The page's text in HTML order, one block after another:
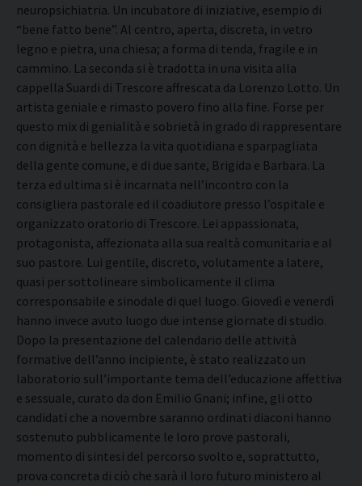
neuropsichiatria. Un incubatore di iniziative, esempio di
“bene fatto bene”. Al centro, aperta, discreta, in vetro
legno e pietra, una chiesa; a forma di tenda, fragile e in
cammino. La seconda si è tradotta in una visita alla
cappella Suardi di Trescore affrescata da Lorenzo Lotto. Un
artista geniale e rimasto povero fino alla fine. Forse per
questo mix di genialità e sobrietà in grado di rappresentare
con dignità e bellezza la vita quotidiana e sparpagliata
della gente comune, e di due sante, Brigida e Barbara. La
terza ed ultima si è incarnata nell’incontro con la
consigliera pastorale ed il coadiutore presso l’ospitale e
organizzato oratorio di Trescore. Lei appassionata,
protagonista, affezionata alla sua realtà comunitaria e al
suo pastore. Lui gentile, discreto, volutamente a latere,
quasi per sottolineare simbolicamente il clima
corresponsabile e sinodale di quel luogo. Giovedì e venerdì
hanno invece avuto luogo due intense giornate di studio.
Dopo la presentazione del calendario delle attività
formative dell’anno incipiente, è stato realizzato un
laboratorio sull’importante tema dell’educazione affettiva
e sessuale, curato da don Emilio Gnani; infine, gli otto
candidati che a novembre saranno ordinati diaconi hanno
sostenuto pubblicamente le loro prove pastorali,
momento di sintesi del percorso svolto e, soprattutto,
prova concreta di ciò che sarà il loro futuro ministero al